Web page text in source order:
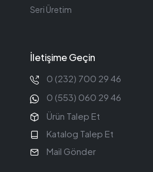
Seri Üretim
İletişime Geçin
0 (232) 700 29 46
0 (553) 060 29 46
Ürün Talep Et
Katalog Talep Et
Mail Gönder